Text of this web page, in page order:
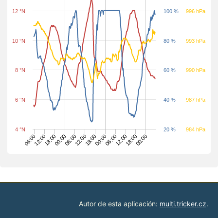
12:00 00:00 12:00 00:00 12:00 00:00
06:00 18:00 06:00 18:00 06:00 18:00
4 °N
6 °N
8 °N
10 °N
12 °N
20 %
40 %
60 %
80 %
100 %
984 hPa
987 hPa
990 hPa
993 hPa
996 hPa
Autor de esta aplicación: multi.tricker.cz.